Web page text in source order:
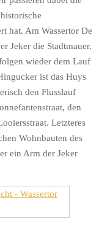
hat. Am Wassertor De
Jeker die Stadtmauer.
wieder dem Lauf
ist das Huys
den Flusslauf
den
Letzteres
Wohnbauten des
ein Arm der Jeker